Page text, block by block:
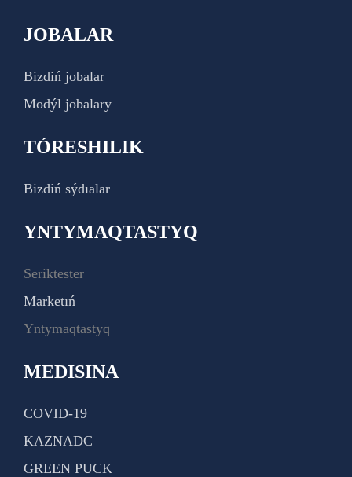
JOBALAR
Bizdiń jobalar
Modýl jobalary
TÓRESHILIK
Bizdiń sýdıalar
YNTYMAQTASTYQ
Seriktester
Marketıń
Yntymaqtastyq
MEDISINA
COVID-19
KAZNADC
GREEN PUCK